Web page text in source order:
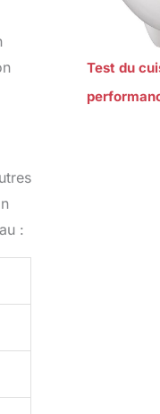
:
Test du